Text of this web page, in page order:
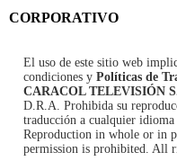
CORPORATIVO
El uso de este sitio web
condiciones y Políticas de
CARACOL TELEVISIÓN
D.R.A. Prohibida su
traducción a cualquier
Reproduction in whole or in
permission is prohibited. All